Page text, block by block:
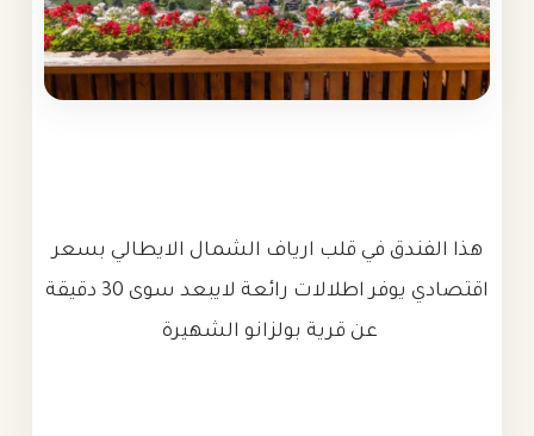
هذا الفندق في قلب ارياف الشمال الايطالي بسعر
اقتصادي يوفر اطلالات رائعة لايبعد سوى 30 دقيقة
عن قرية بولزانو الشهيرة